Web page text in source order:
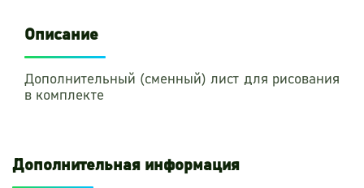
Описание
Дополнительный (сменный) лист для рисования
в комплекте
Дополнительная информация